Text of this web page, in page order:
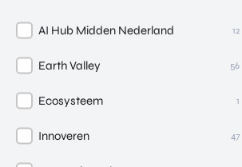
AI Hub Midden Nederland 12
Earth Valley 56
Ecosysteem 1
Innoveren 47